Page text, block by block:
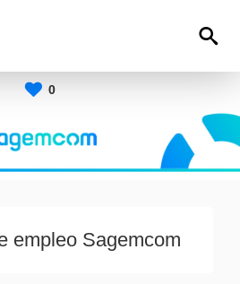
0
empleo Sagemcom